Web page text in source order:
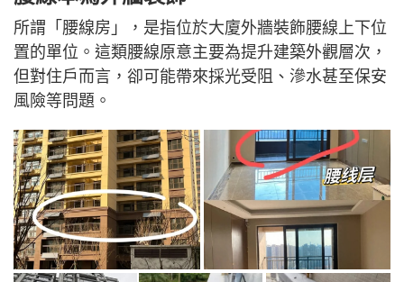
所謂「腰線房」，是指位於大廈外牆裝飾腰線上下位
置的單位。這類腰線原意主要為提升建築外觀層次，
但對住戶而言，卻可能帶來採光受阻、滲水甚至保安
風險等問題。